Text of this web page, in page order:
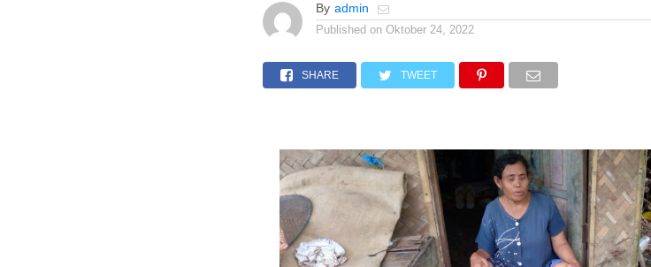
By admin
Published on Oktober 24, 2022
SHARE TWEET